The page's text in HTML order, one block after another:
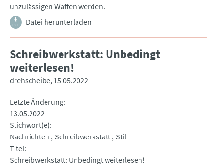
unzulässigen Waffen werden.
Datei herunterladen
Schreibwerkstatt: Unbedingt
weiterlesen!
drehscheibe 15.05.2022
Letzte Änderung
13.05.2022
Stichwort(e)
Nachrichten
Schreibwerkstatt Stil
Titel
Schreibwerkstatt: Unbedingt weiterlesen!